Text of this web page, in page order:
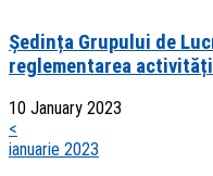
Ședința Grupului de
reglementarea
10 January 2023
<
ianuarie 2023